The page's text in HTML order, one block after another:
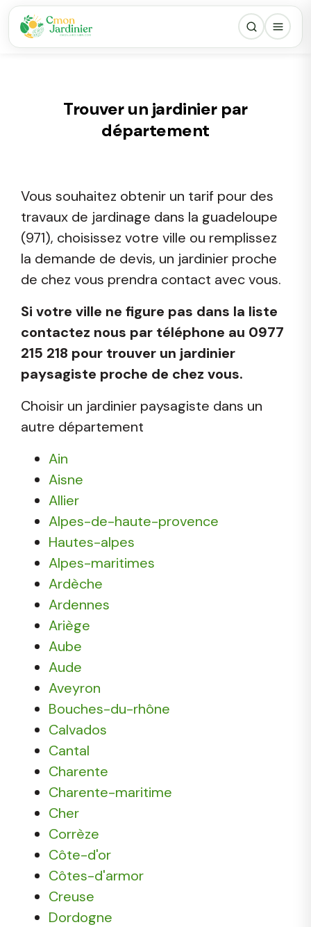
Trouver un jardinier par
département
Vous souhaitez obtenir un tarif pour des
travaux de jardinage dans la guadeloupe
(971), choisissez votre ville ou remplissez
la demande de devis, un jardinier proche
de chez vous prendra contact avec vous.
Si votre ville ne figure pas dans la liste
contactez nous par téléphone au 0977
215 218 pour trouver un jardinier
paysagiste proche de chez vous.
Choisir un jardinier paysagiste dans un
autre département
Ain
Aisne
Allier
Alpes-de-haute-provence
Hautes-alpes
Alpes-maritimes
Ardèche
Ardennes
Ariège
Aube
Aude
Aveyron
Bouches-du-rhône
Calvados
Cantal
Charente
Charente-maritime
Cher
Corrèze
Côte-d'or
Côtes-d'armor
Creuse
Dordogne